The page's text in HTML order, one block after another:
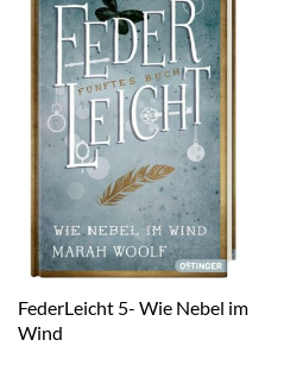
FederLeicht 5- Wie Nebel im
Wind